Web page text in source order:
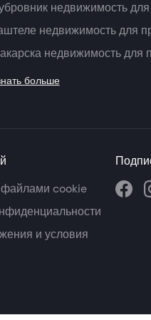
недвижимость
недвижимость для
недвижимость для
больше
cookie
и условия